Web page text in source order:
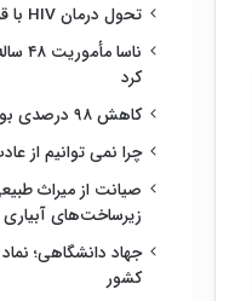
تحول درمان HIV با قرص هفتگی
کرد
کاهش ۹۸ درصدی بوی فاضلاب با نانوفیلتر ایرانی
چرا نمی توانیم از
صیانت از میراث
زیرساخت‌های آبیاری
جهاد دانشگاهی؛
کشور